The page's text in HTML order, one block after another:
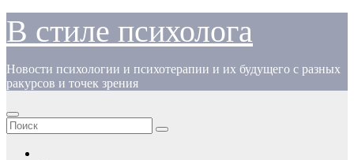
Перейти
содержимому
В стиле психолога
Новости психологии и психотерапии и их будущего с разных
ракурсов и точек зрения